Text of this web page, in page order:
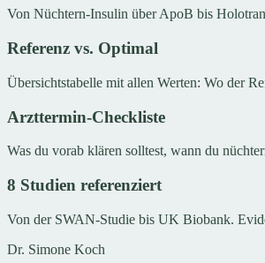
Von Nüchtern-Insulin über ApoB bis
Referenz vs. Optimal
Übersichtstabelle mit allen Werten: Wo der
Arzttermin-Checkliste
Was du vorab klären solltest, wann du
8 Studien referenziert
Von der SWAN-Studie bis UK Biobank.
Dr. Simone Koch